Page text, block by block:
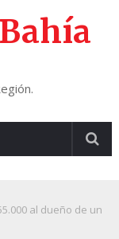
al dueño de un